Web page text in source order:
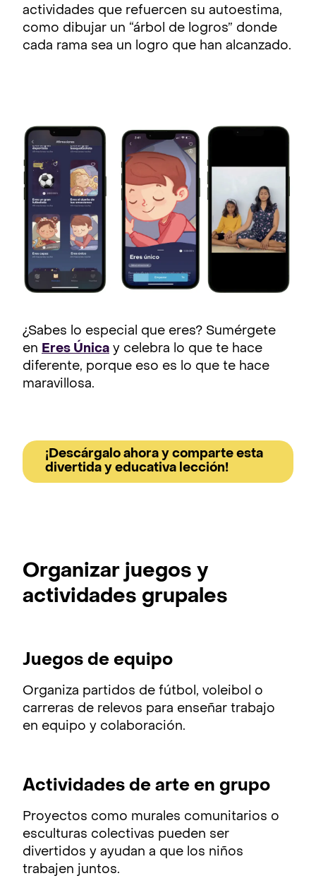
actividades que refuercen su autoestima,
como dibujar un “árbol de logros” donde
cada rama sea un logro que han alcanzado.
¿Sabes lo especial que eres? Sumérgete
en Eres Única y celebra lo que te hace
diferente, porque eso es lo que te hace
maravillosa.
¡Descárgalo ahora y comparte esta
divertida y educativa lección!
Organizar juegos y
actividades grupales
Juegos de equipo
Organiza partidos de fútbol, voleibol o
carreras de relevos para enseñar trabajo
en equipo y colaboración.
Actividades de arte en grupo
Proyectos como murales comunitarios o
esculturas colectivas pueden ser
divertidos y ayudan a que los niños
trabajen juntos.